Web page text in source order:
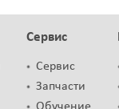
Сервис
Сервис
Запчасти